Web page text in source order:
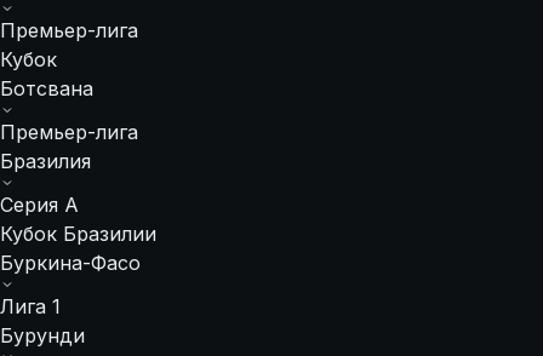
Премьер-лига
Кубок
Ботсвана
Премьер-лига
Бразилия
Серия А
Кубок Бразилии
Буркина-Фасо
Лига 1
Бурунди